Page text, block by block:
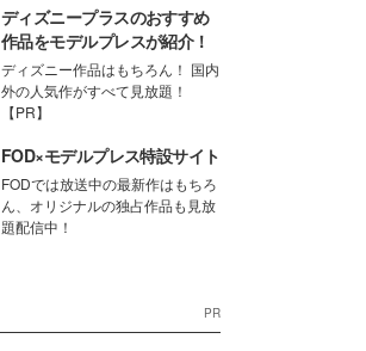
ディズニープラスのおすすめ
作品をモデルプレスが紹介！
ディズニー作品はもちろん！ 国内
外の人気作がすべて見放題！
【PR】
FOD×モデルプレス特設サイト
FODでは放送中の最新作はもちろ
ん、オリジナルの独占作品も見放
題配信中！
PR